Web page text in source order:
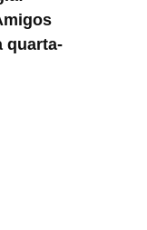
quarta-